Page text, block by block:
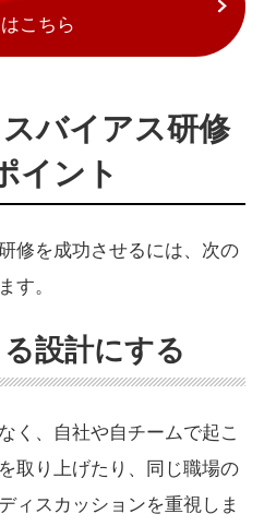
こちら
バイアス研修
イント
修を成功させるには、次の
す。
設計にする
く、自社や自チームで起こ
取り上げたり、同じ職場の
ィスカッションを重視しま